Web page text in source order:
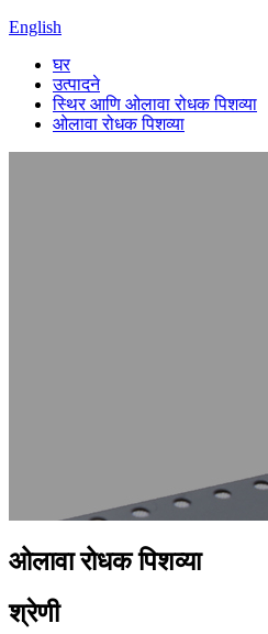
English
घर
उत्पादने
स्थिर आणि ओलावा रोधक पिशव्या
ओलावा रोधक पिशव्या
ओलावा रोधक पिशव्या
श्रेणी